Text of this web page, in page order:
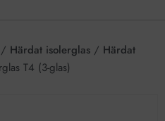
/ Härdat isolerglas / Härdat
T4 (3-glas)